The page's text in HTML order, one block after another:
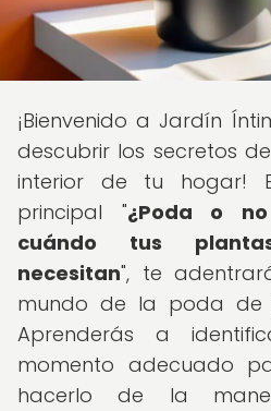
¡Bienvenido a Jardín
descubrir los secretos
interior de tu hogar!
principal "¿Poda o
cuándo tus
necesitan", te
mundo de la poda de
Aprenderás a
momento adecuado
hacerlo de la